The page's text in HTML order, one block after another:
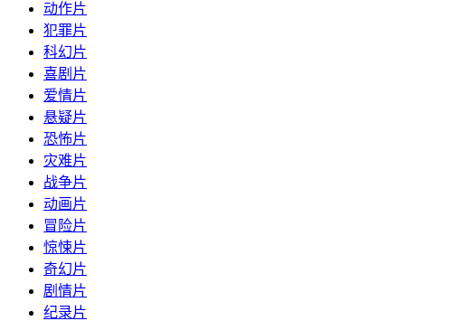
动作片
犯罪片
科幻片
喜剧片
爱情片
悬疑片
恐怖片
灾难片
战争片
动画片
冒险片
惊悚片
奇幻片
剧情片
纪录片